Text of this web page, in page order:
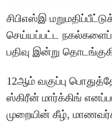
சிபிஎஸ்இ
செய்யப்பட்ட
பதிவு இன்று
12ஆம் வகுப்பு
ஸ்கிரீன் மார்க்கிங்
முறையின் கீழ்,